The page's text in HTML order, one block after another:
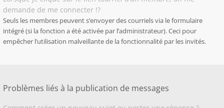
demande de me connecter !?
Seuls les membres peuvent s’envoyer des courriels via le formulaire
intégré (si la fonction a été activée par l’administrateur). Ceci pour
empêcher l’utilisation malveillante de la fonctionnalité par les invités.
Problèmes liés à la publication de messages